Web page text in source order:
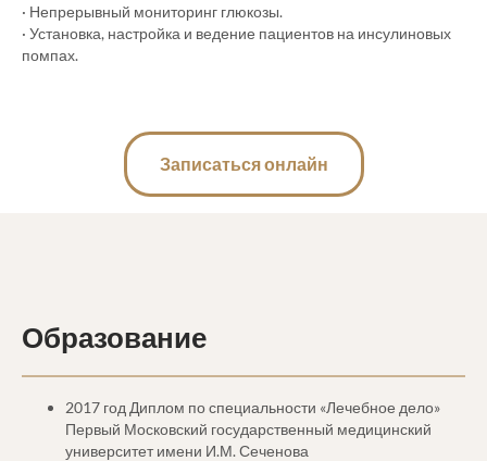
· Непрерывный мониторинг глюкозы.
· Установка, настройка и ведение пациентов на инсулиновых
помпах.
Записаться онлайн
Образование
2017 год Диплом по специальности «Лечебное дело»
Первый Московский государственный медицинский
университет имени И.М. Сеченова